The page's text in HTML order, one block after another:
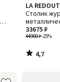
LA
Столик
/ Мива
44900 ₽-25%
33675 ₽
4,7
/ 5
4,7
/